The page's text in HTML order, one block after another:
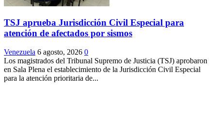
TSJ aprueba Jurisdicción Civil Especial para
atención de afectados por sismos
Venezuela 6 agosto, 2026 0
Los magistrados del Tribunal Supremo de Justicia (TSJ) aprobaron
en Sala Plena el establecimiento de la Jurisdicción Civil Especial
para la atención prioritaria de...